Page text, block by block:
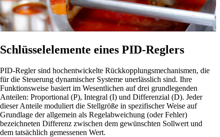
Schlüsselelemente eines PID-Reglers
PID-Regler sind hochentwickelte Rückkopplungsmechanismen, die
für die Steuerung dynamischer Systeme unerlässlich sind. Ihre
Funktionsweise basiert im Wesentlichen auf drei grundlegenden
Anteilen: Proportional (P), Integral (I) und Differenzial (D). Jeder
dieser Anteile moduliert die Stellgröße in spezifischer Weise auf
Grundlage der allgemein als Regelabweichung (oder Fehler)
bezeichneten Differenz zwischen dem gewünschten Sollwert und
dem tatsächlich gemessenen Wert.